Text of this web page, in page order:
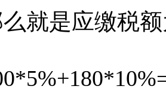
是应缴税额